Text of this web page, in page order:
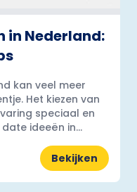
in Nederland:
kan veel meer
Het kiezen van
speciaal en
ideeën in...
Bekijken